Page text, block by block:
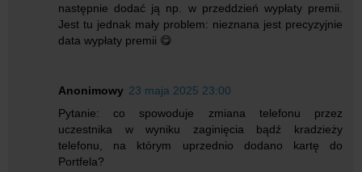
następnie dodać ją np. w przeddzień wypłaty premii.
Jest tu jednak mały problem: nieznana jest precyzyjnie
data wypłaty premii 😋
Anonimowy 23 maja 2025 23:00
Pytanie: co spowoduje zmiana telefonu przez
uczestnika w wyniku zaginięcia bądź kradzieży
telefonu, na którym uprzednio dodano kartę do
Portfela?